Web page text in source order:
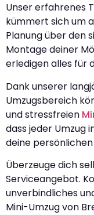
Unser erfahrenes
kümmert sich um
Planung über den
Montage deiner
erledigen alles für
Dank unserer
Umzugsbereich
und stressfreien
dass jeder Umzug
deine
Überzeuge dich
Serviceangebot.
unverbindliches
Mini-Umzug von